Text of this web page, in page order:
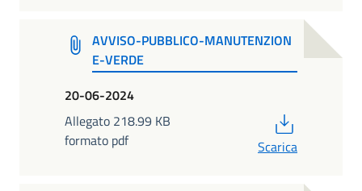
AVVISO-PUBBLICO-MANUTENZION
E-VERDE
20-06-2024
Allegato 218.99 KB
formato pdf
Scarica